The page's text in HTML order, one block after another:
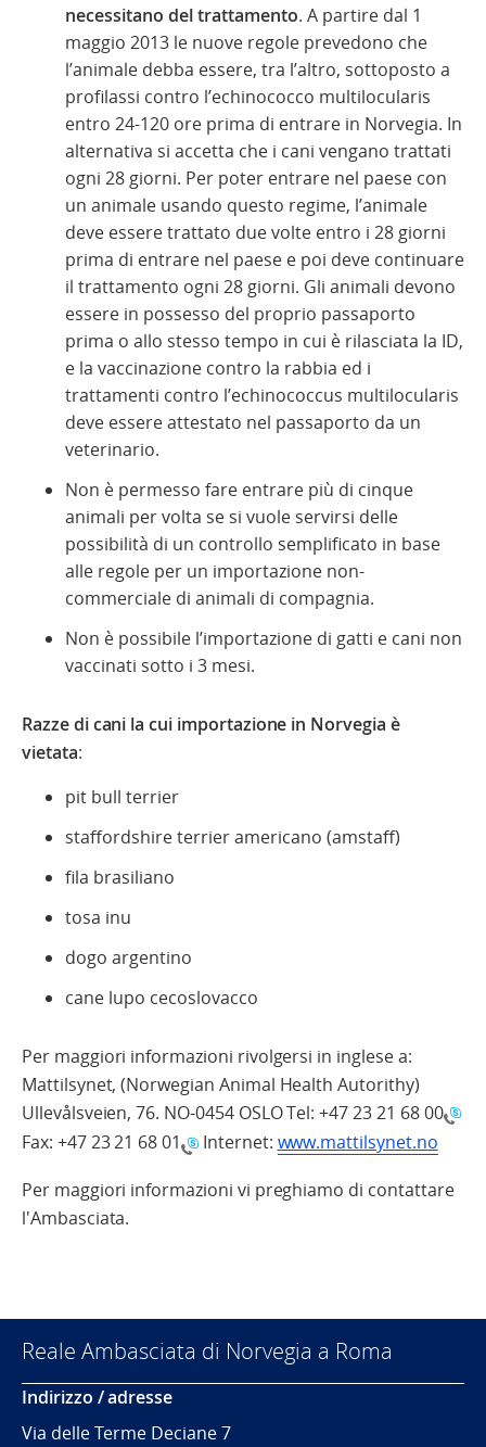
necessitano del trattamento. A partire dal 1
maggio 2013 le nuove regole prevedono che
l’animale debba essere, tra l’altro, sottoposto a
profilassi contro l’echinococco multilocularis
entro 24-120 ore prima di entrare in Norvegia. In
alternativa si accetta che i cani vengano trattati
ogni 28 giorni. Per poter entrare nel paese con
un animale usando questo regime, l’animale
deve essere trattato due volte entro i 28 giorni
prima di entrare nel paese e poi deve continuare
il trattamento ogni 28 giorni. Gli animali devono
essere in possesso del proprio passaporto
prima o allo stesso tempo in cui è rilasciata la ID,
e la vaccinazione contro la rabbia ed i
trattamenti contro l’echinococcus multilocularis
deve essere attestato nel passaporto da un
veterinario.
Non è permesso fare entrare più di cinque
animali per volta se si vuole servirsi delle
possibilità di un controllo semplificato in base
alle regole per un importazione non-
commerciale di animali di compagnia.
Non è possibile l’importazione di gatti e cani non
vaccinati sotto i 3 mesi.
Razze di cani la cui importazione in Norvegia è
vietata:
pit bull terrier
staffordshire terrier americano (amstaff)
fila brasiliano
tosa inu
dogo argentino
cane lupo cecoslovacco
Per maggiori informazioni rivolgersi in inglese a:
Mattilsynet, (Norwegian Animal Health Autorithy)
Ullevålsveien, 76. NO-0454 OSLO Tel:+47 23 21 68 00
Fax: +47 23 21 68 01 Internet: www.mattilsynet.no
Per maggiori informazioni vi preghiamo di contattare
l'Ambasciata.
Reale Ambasciata di Norvegia a Roma
Indirizzo / adresse
Via delle Terme Deciane 7